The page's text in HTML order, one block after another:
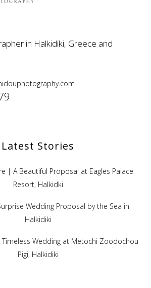
in Halkidiki, Greece and
Latest Stories
| A Beautiful Proposal at Eagles Palace
Resort, Halkidki
Wedding Proposal by the Sea in
Halkidiki
Wedding at Metochi Zoodochou
Pigi, Halkidiki